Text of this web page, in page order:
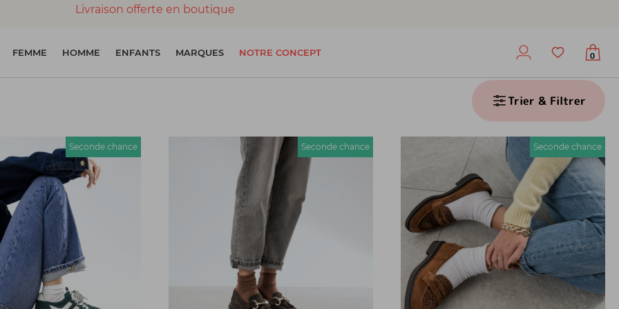
Livraison offerte en boutique
FEMME HOMME ENFANTS MARQUES NOTRE CONCEPT 0
Trier & Filtrer
Seconde chance Seconde chance Seconde chance